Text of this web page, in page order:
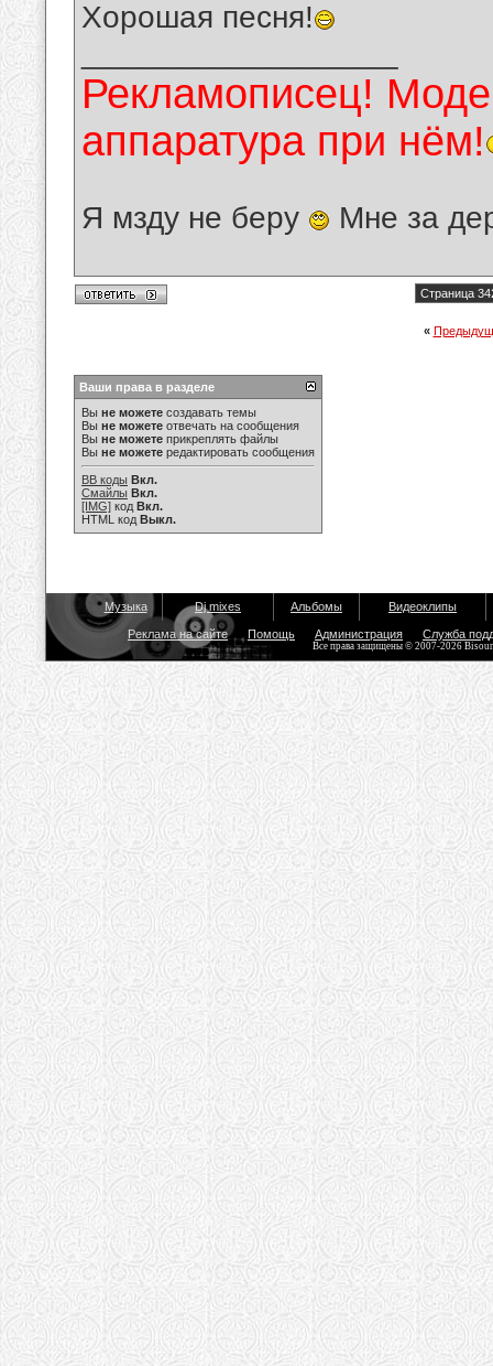
Хорошая песня!
Рекламописец!
аппаратура при нём!
Я мзду не беру Мне за
Страница
«
Ваши права в разделе
Вы не можете создавать темы
Вы не можете отвечать на сообщения
Вы не можете прикреплять файлы
Вы не можете редактировать сообщения
BB коды Вкл.
Смайлы Вкл.
[IMG] код Вкл.
HTML код Выкл.
Музыка Dj mixes Альбомы Видеоклипы
Реклама на сайте Помощь Администрация Служба
Все права защищены © 2007-2026